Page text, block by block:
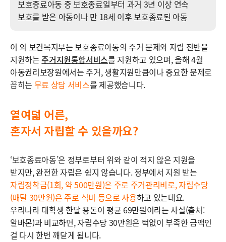
보호종료아동 중 보호종료일부터 과거 3년 이상 연속
보호를 받은 아동이나 만 18세 이후 보호종료된 아동
이 외 보건복지부는 보호종료아동의 주거 문제와 자립 전반을
지원하는주거지원통합서비스를 지원하고 있으며, 올해 4월
아동권리보장원에서는 주거, 생활지원만큼이나 중요한 문제로
꼽히는 무료 상담 서비스를 제공했습니다.
열여덟 어른,
혼자서 자립할 수 있을까요?
‘보호종료아동’은 정부로부터 위와 같이 적지 않은 지원을
받지만, 완전한 자립은 쉽지 않습니다. 정부에서 지원 받는
자립정착금(1회, 약 500만원)은 주로 주거관리비로, 자립수당
(매달 30만원)은 주로 식비 등으로 사용하고 있는데요.
우리나라 대학생 한달 용돈이 평균 69만원이라는 사실(출처:
알바몬)과 비교하면, 자립수당 30만원은 턱없이 부족한 금액인
걸 다시 한번 깨닫게 됩니다.